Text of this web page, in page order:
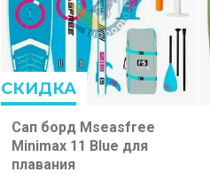
СКИДКА
Сап борд Mseasfree
Minimax 11 Blue для
плавания